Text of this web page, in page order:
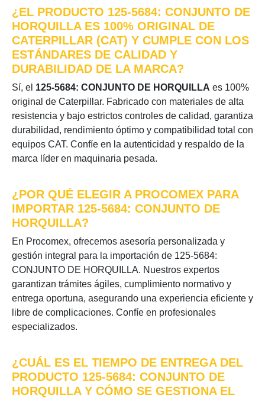
¿EL PRODUCTO 125-5684: CONJUNTO DE
HORQUILLA ES 100% ORIGINAL DE
CATERPILLAR (CAT) Y CUMPLE CON LOS
ESTÁNDARES DE CALIDAD Y
DURABILIDAD DE LA MARCA?
Sí, el 125-5684: CONJUNTO DE HORQUILLA es 100%
original de Caterpillar. Fabricado con materiales de alta
resistencia y bajo estrictos controles de calidad, garantiza
durabilidad, rendimiento óptimo y compatibilidad total con
equipos CAT. Confíe en la autenticidad y respaldo de la
marca líder en maquinaria pesada.
¿POR QUÉ ELEGIR A PROCOMEX PARA
IMPORTAR 125-5684: CONJUNTO DE
HORQUILLA?
En Procomex, ofrecemos asesoría personalizada y
gestión integral para la importación de 125-5684:
CONJUNTO DE HORQUILLA. Nuestros expertos
garantizan trámites ágiles, cumplimiento normativo y
entrega oportuna, asegurando una experiencia eficiente y
libre de complicaciones. Confíe en profesionales
especializados.
¿CUÁL ES EL TIEMPO DE ENTREGA DEL
PRODUCTO 125-5684: CONJUNTO DE
HORQUILLA Y CÓMO SE GESTIONA EL